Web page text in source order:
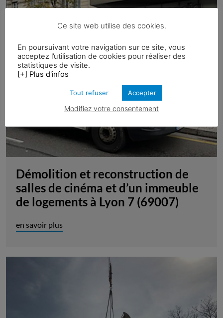
Démolition et reconstruction de
salles de cinéma et d’un immeuble
de logements à Lyon 7 (69007)
en savoir plus
Ce site web utilise des cookies.
En poursuivant votre navigation sur ce site, vous
acceptez l’utilisation de cookies pour réaliser des
statistiques de visite.
[+] Plus d'infos
Tout refuser Accepter
Modifiez votre consentement